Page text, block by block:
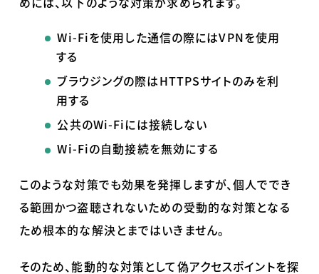
Wi-Fiを使用した通信の際にはVPNを使用
する
ブラウジングの際はHTTPSサイトのみを利
用する
公共のWi-Fiには接続しない
Wi-Fiの自動接続を無効にする
このような対策でも効果を発揮しますが、個人ででき
る範囲かつ盗聴されないための受動的な対策となる
ため根本的な解決とまではいきません。
そのため、能動的な対策として偽アクセスポイントを探